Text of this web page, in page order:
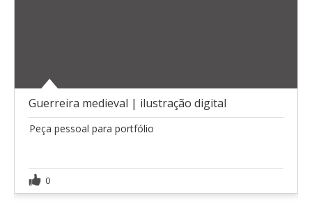
Guerreira medieval | ilustração digital
Peça pessoal para portfólio
0